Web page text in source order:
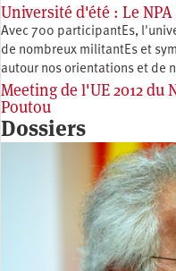
Université d'été : Le
Avec 700 participantEs,
de nombreux militantEs et
autour nos orientations et de
Meeting de l'UE 2012
Poutou
Dossiers